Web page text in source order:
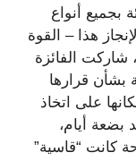
بجميع أنواع
هذا – القوة
الفائزة
بشأن قرارها
على اتخاذ
أيام،
كانت “قاسية”